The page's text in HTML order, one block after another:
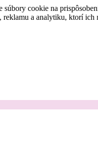
súbory cookie na
reklamu a analytiku, ktorí ich